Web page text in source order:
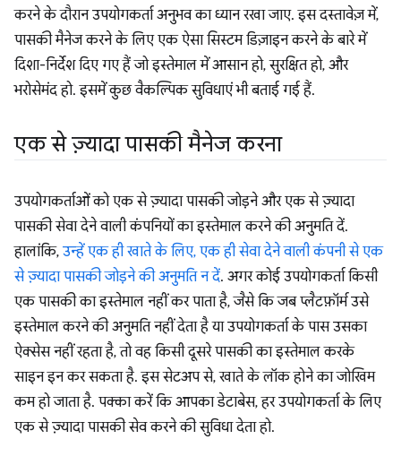
करने के दौरान उपयोगकर्ता अनुभव का ध्यान रखा जाए. इस दस्तावेज़ में,
पासकी मैनेज करने के लिए एक ऐसा सिस्टम डिज़ाइन करने के बारे में
दिशा-निर्देश दिए गए हैं जो इस्तेमाल में आसान हो, सुरक्षित हो, और
भरोसेमंद हो. इसमें कुछ वैकल्पिक सुविधाएं भी बताई गई हैं.
एक से ज़्यादा पासकी मैनेज करना
उपयोगकर्ताओं को एक से ज़्यादा पासकी जोड़ने और एक से ज़्यादा
पासकी सेवा देने वाली कंपनियों का इस्तेमाल करने की अनुमति दें.
हालांकि, उन्हें एक ही खाते के लिए, एक ही सेवा देने वाली कंपनी से एक
से ज़्यादा पासकी जोड़ने की अनुमति न दें. अगर कोई उपयोगकर्ता किसी
एक पासकी का इस्तेमाल नहीं कर पाता है, जैसे कि जब प्लैटफ़ॉर्म उसे
इस्तेमाल करने की अनुमति नहीं देता है या उपयोगकर्ता के पास उसका
ऐक्सेस नहीं रहता है, तो वह किसी दूसरे पासकी का इस्तेमाल करके
साइन इन कर सकता है. इस सेटअप से, खाते के लॉक होने का जोखिम
कम हो जाता है. पक्का करें कि आपका डेटाबेस, हर उपयोगकर्ता के लिए
एक से ज़्यादा पासकी सेव करने की सुविधा देता हो.